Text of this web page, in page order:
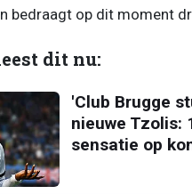
bedraagt op dit moment
dit nu:
'Club Brugge
nieuwe Tzolis:
sensatie op